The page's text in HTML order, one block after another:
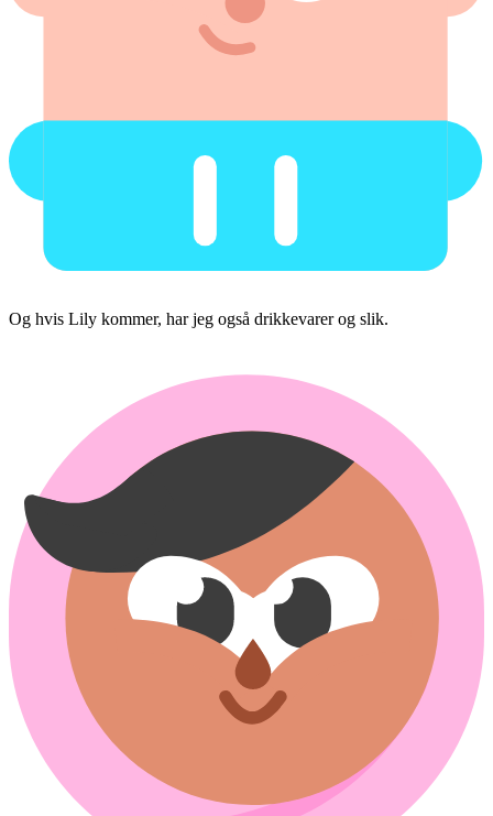
Og hvis Lily kommer, har jeg også drikkevarer og slik.